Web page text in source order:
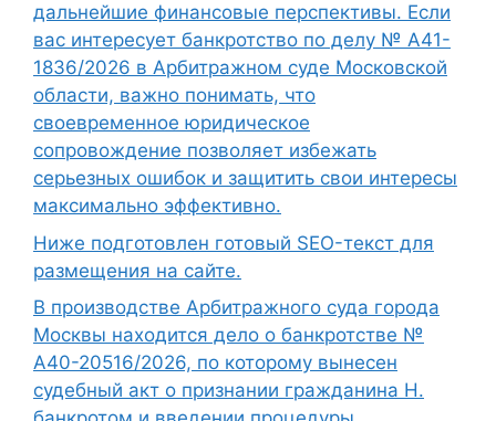
дальнейшие финансовые перспективы. Если
вас интересует банкротство по делу № А41-
1836/2026 в Арбитражном суде Московской
области, важно понимать, что
своевременное юридическое
сопровождение позволяет избежать
серьезных ошибок и защитить свои интересы
максимально эффективно.
Ниже подготовлен готовый SEO-текст для
размещения на сайте.
В производстве Арбитражного суда города
Москвы находится дело о банкротстве №
А40-20516/2026, по которому вынесен
судебный акт о признании гражданина Н.